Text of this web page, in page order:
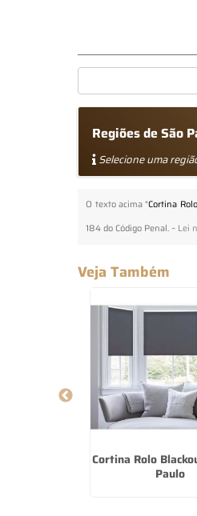
Regiões de São
Selecione uma
O texto acima "Cortina
184 do Código Penal. – Lei
Veja Também
Cortina Rolo
Paulo